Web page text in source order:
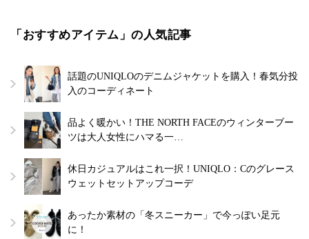
「おすすめアイテム」の人気記事
話題のUNIQLOのデニムジャケットを購入！春気分投
入のコーディネート
品よく暖かい！THE NORTH FACEのウィンターブー
ツは大人女性にハマる一…
休日カジュアルはこれ一択！UNIQLO：Cのグレース
ウェットセットアップコーデ
あったか素材の「冬スニーカー」で今っぽい足元
に！